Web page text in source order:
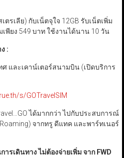
ตรเลีย) กับเน็ตจุใจ 12GB รับเน็ตเพิ่ม
พียง 549 บาท ใช้งานได้นาน 10 วัน
:
และเคาน์เตอร์สนามบิน (เปิดบริการ
s/GOTravelSIM
ได้มากกว่า ไปกับประสบการณ์
จากทรู ดีแทค และพาร์ทเนอร์
รเดินทาง ไม่ต้องจ่ายเพิ่ม จาก FWD